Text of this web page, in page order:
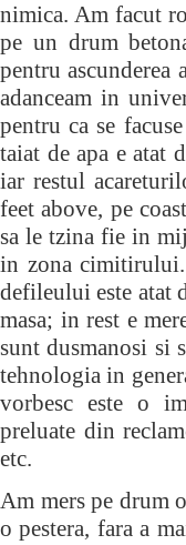
nimica. Am facut
pe un drum
pentru
adanceam in
pentru ca se
taiat de apa e atat
iar restul
feet above, pe
sa le tzina fie in
in zona cimitirului.
defileului este atat
masa; in rest e
sunt dusmanosi si
tehnologia in
vorbesc este o
preluate din
etc.
Am mers pe drum
o pestera, fara a